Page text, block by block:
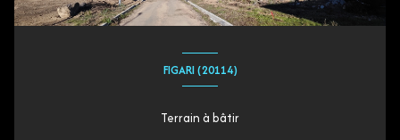
FIGARI (20114)
Terrain à bâtir